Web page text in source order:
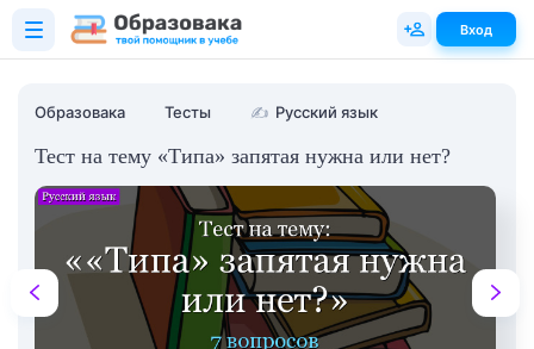
Образовака Тесты ✍ Русский язык
Тест на тему «Типа» запятая нужна или нет?
Вход